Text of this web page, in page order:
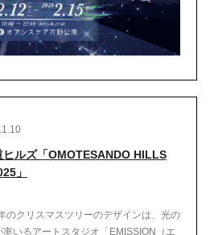
ルズ「OMOTESANDO HILLS
」
のクリスマスツリーのデザインは、光の
いるアートスタジオ「EMISSION（エ